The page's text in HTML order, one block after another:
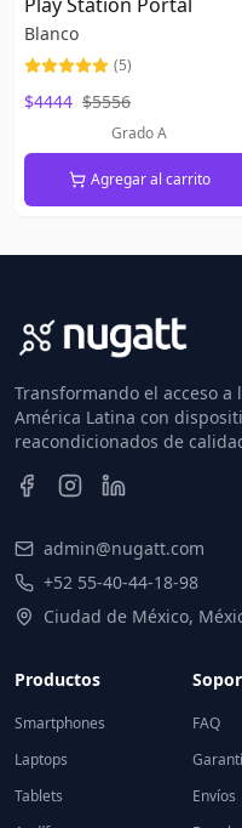
Blanco
(5)
$4444 $5556
Grado A
Agregar al carrito
Transformando el acceso a
América Latina con
reacondicionados de
admin@nugatt.com
+52 55-40-44-18-98
Ciudad de México,
Productos
Smartphones
Laptops
Tablets
FAQ
Envíos